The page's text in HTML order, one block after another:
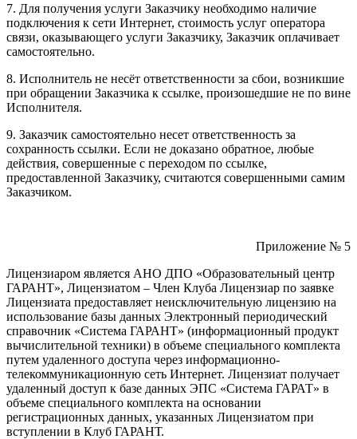
7. Для получения услуги Заказчику необходимо наличие
подключения к сети Интернет, стоимость услуг оператора
связи, оказывающего услуги Заказчику, Заказчик оплачивает
самостоятельно.
8. Исполнитель не несёт ответственности за сбои, возникшие
при обращении Заказчика к ссылке, произошедшие не по вине
Исполнителя.
9. Заказчик самостоятельно несет ответственность за
сохранность ссылки. Если не доказано обратное, любые
действия, совершенные с переходом по ссылке,
предоставленной Заказчику, считаются совершенными самим
Заказчиком.
Приложение № 5
Лицензиаром является АНО ДПО «Образовательный центр
ГАРАНТ», Лицензиатом – Член Клуба Лицензиар по заявке
Лицензиата предоставляет неисключительную лицензию на
использование базы данных Электронный периодический
справочник «Система ГАРАНТ» (информационный продукт
вычислительной техники) в объеме специального комплекта
путем удаленного доступа через информационно-
телекоммуникационную сеть Интернет. Лицензиат получает
удаленный доступ к базе данных ЭПС «Система ГАРАТ» в
объеме специального комплекта на основании
регистрационных данных, указанных Лицензиатом при
вступлении в Клуб ГАРАНТ.